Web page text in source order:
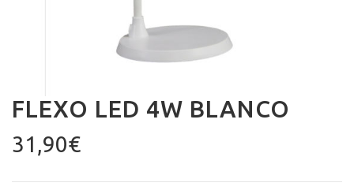
FLEXO LED 4W BLANCO
31,90€